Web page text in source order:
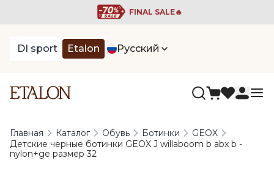
FINAL SALE🔥
DI sport Etalon Русский
Главная Каталог Обувь Ботинки
GEOX
Детские черные ботинки GEOX J willaboom b abx b -
nylon+ge размер 32